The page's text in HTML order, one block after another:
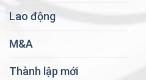
Lao động
M&A
Thành lập mới